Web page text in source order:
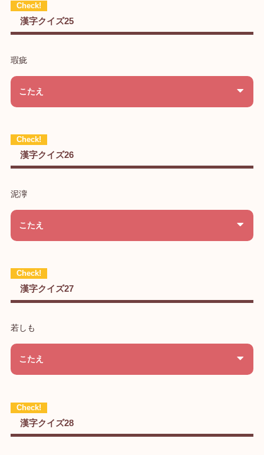
漢字クイズ25
瑕疵
こたえ
漢字クイズ26
泥濘
こたえ
漢字クイズ27
若しも
こたえ
漢字クイズ28